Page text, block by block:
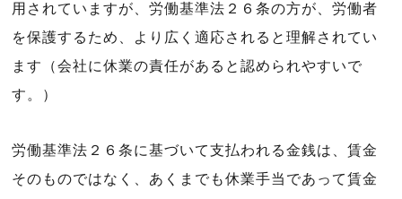
用されていますが、労働基準法２６条の方が、労働者
を保護するため、より広く適応されると理解されてい
ます（会社に休業の責任があると認められやすいで
す。）
労働基準法２６条に基づいて支払われる金銭は、賃金
そのものではなく、あくまでも休業手当であって賃金